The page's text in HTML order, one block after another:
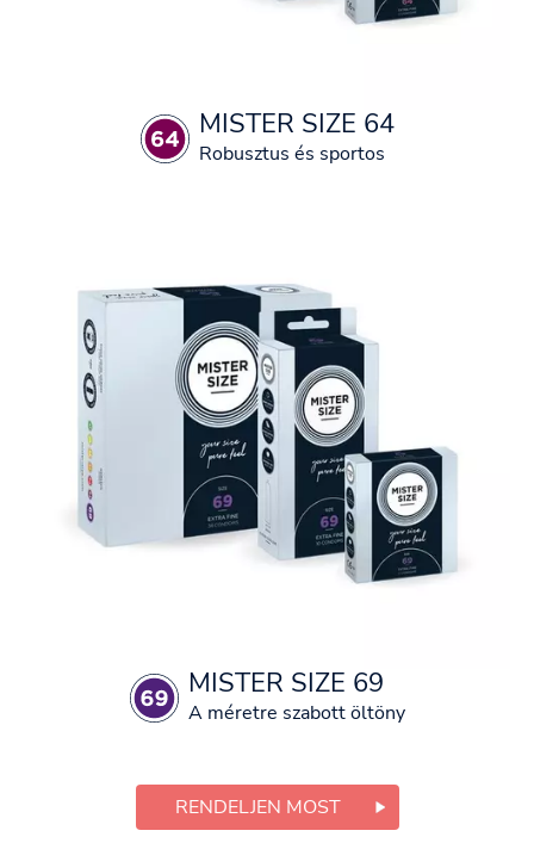
MISTER SIZE 64
Robusztus és sportos
MISTER SIZE 69
A méretre szabott öltöny
RENDELJEN MOST